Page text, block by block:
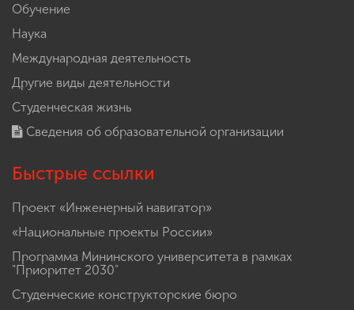
Обучение
Наука
Международная деятельность
Другие виды деятельности
Студенческая жизнь
Сведения об образовательной организации
Быстрые ссылки
Проект «Инженерный навигатор»
«Национальные проекты России»
Программа Мининского университета в рамках
"Приоритет 2030"
Студенческие конструкторские бюро